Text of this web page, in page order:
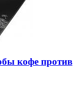
кофе против